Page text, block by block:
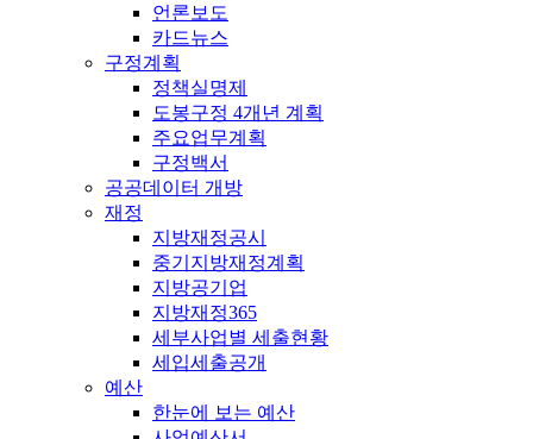
언론보도
카드뉴스
구정계획
정책실명제
도봉구정 4개년 계획
주요업무계획
구정백서
공공데이터 개방
재정
지방재정공시
중기지방재정계획
지방공기업
지방재정365
세부사업별 세출현황
세입세출공개
예산
한눈에 보는 예산